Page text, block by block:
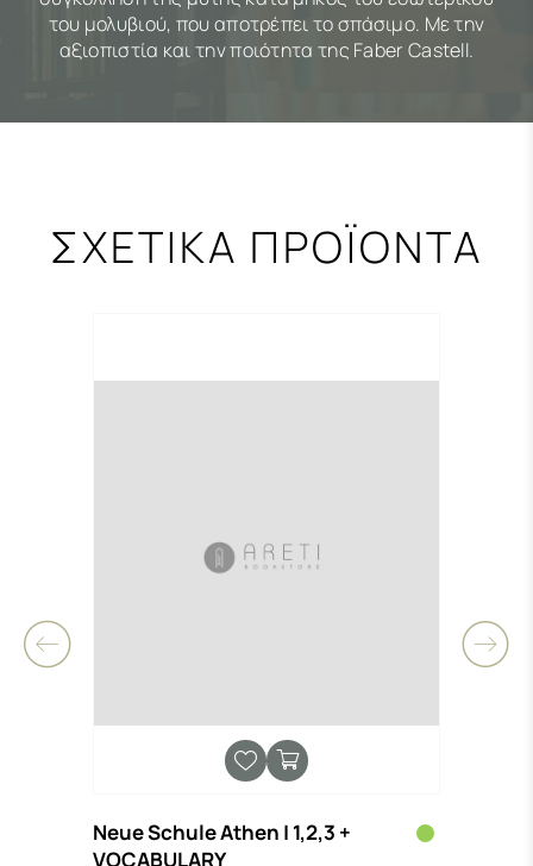
του μολυβιού, που αποτρέπει το σπάσιμο. Με την
αξιοπιστία και την ποιότητα της Faber Castell.
ΣΧΕΤΙΚΑ ΠΡΟΪΟΝΤΑ
Neue Schule Athen | 1,2,3 +
VOCABULARY